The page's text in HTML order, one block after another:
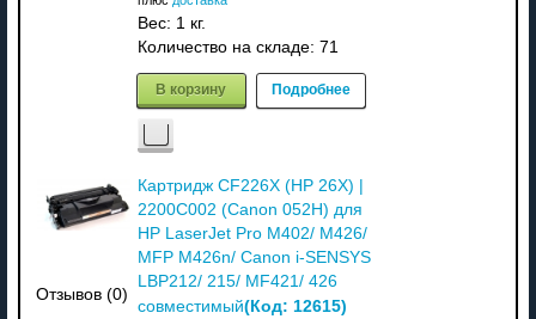
Вес: 1 кг.
Количество на складе: 71
В корзину Подробнее
Отзывов (0)
Картридж CF226X (HP 26X) |
2200C002 (Canon 052H) для
HP LaserJet Pro M402/ M426/
MFP M426n/ Canon i-SENSYS
LBP212/ 215/ MF421/ 426
совместимый(Код: 12615)